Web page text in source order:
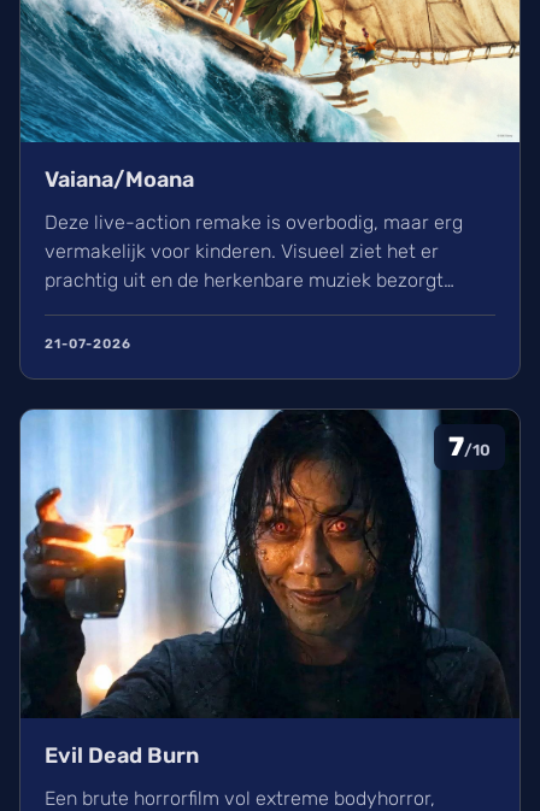
Vaiana/Moana
Deze live-action remake is overbodig, maar erg
vermakelijk voor kinderen. Visueel ziet het er
prachtig uit en de herkenbare muziek bezorgt
kippenvel. Hoewel de lore complex is, zorgt het
avontuur voor een heerlijke ervaring in de
21-07-2026
7/10
Evil Dead Burn
Een brute horrorfilm vol extreme bodyhorror,